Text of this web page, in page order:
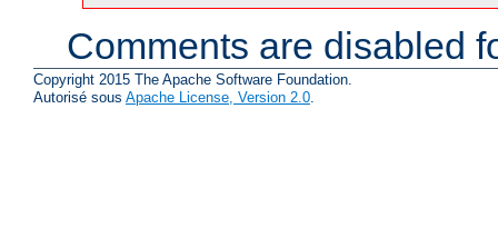
Comments are disabled
Copyright 2015 The Apache Software Foundation.
Autorisé sous Apache License, Version 2.0.